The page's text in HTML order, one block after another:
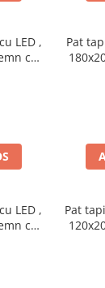
LED ,
cu
Gri
Pat
LED ,
cu
Roz
Pat